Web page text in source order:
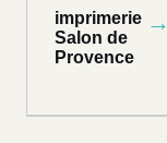
imprimerie
Salon de
Provence
→